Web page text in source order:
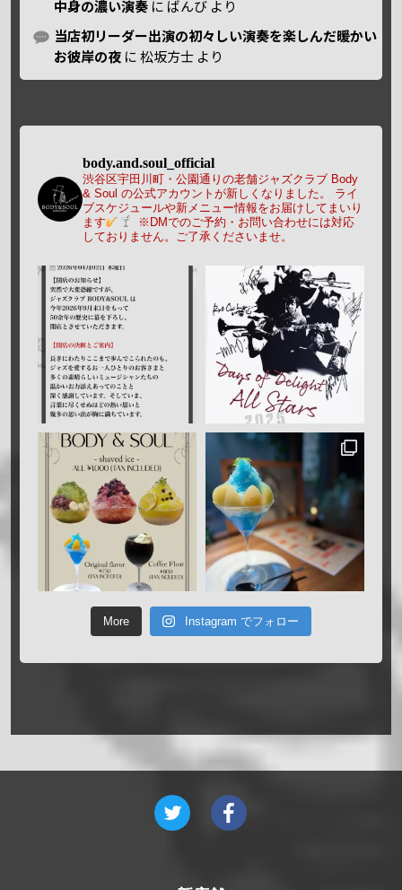
中身の濃い演奏 に ばんび より
当店初リーダー出演の初々しい演奏を楽しんだ暖かい
お彼岸の夜 に松坂方士 より
body.and.soul_official
渋谷区宇田川町・公園通りの老舗ジャズクラブ Body
& Soul の公式アカウントが新しくなりました。
ライ
ブスケジュールや新メニュー情報をお届けしてまいり
ます
※DMでのご予約・お問い合わせには対応
しておりません。ご了承くださいませ。
More Instagram でフォロー